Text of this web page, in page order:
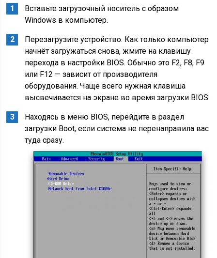
Вставьте загрузочный носитель с образом
Windows в компьютер.
Перезагрузите устройство. Как только компьютер
начнёт загружаться снова, жмите на клавишу
перехода в настройки BIOS. Обычно это F2, F8, F9
или F12 — зависит от производителя
оборудования. Чаще всего нужная клавиша
высвечивается на экране во время загрузки BIOS.
Находясь в меню BIOS, перейдите в раздел
загрузки Boot, если система не перенаправила вас
туда сразу.